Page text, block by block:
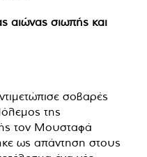
αιώνας σιωπής και
σοβαρές
της
τον Μουσταφά
ως απάντηση στους